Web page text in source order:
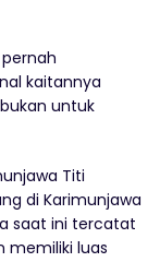
kaitannya
untuk
Titi
di Karimunjawa
saat ini tercatat
memiliki luas